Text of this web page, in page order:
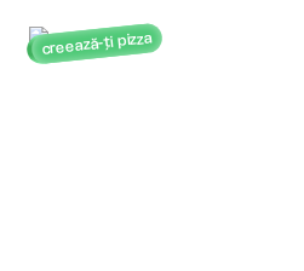
creează-ți pizza